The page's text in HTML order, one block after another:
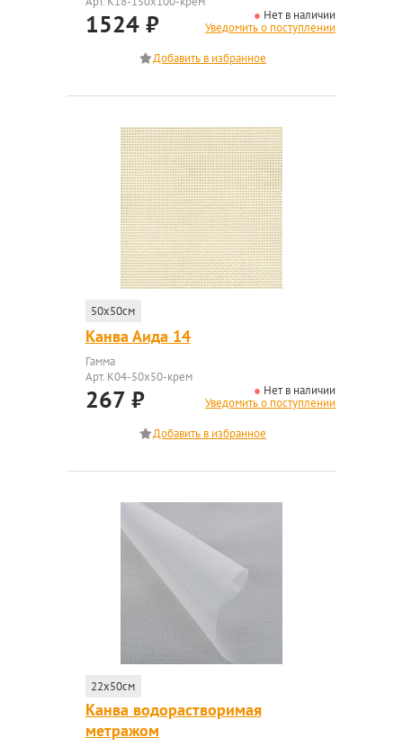
1524 ₽
Нет в наличии
Уведомить о поступлении
50x50см
Канва Аида 14
Гамма
Арт. K04-50x50-крем
267 ₽
Нет в наличии
Уведомить о поступлении
22x50см
Канва водорастворимая
метражом